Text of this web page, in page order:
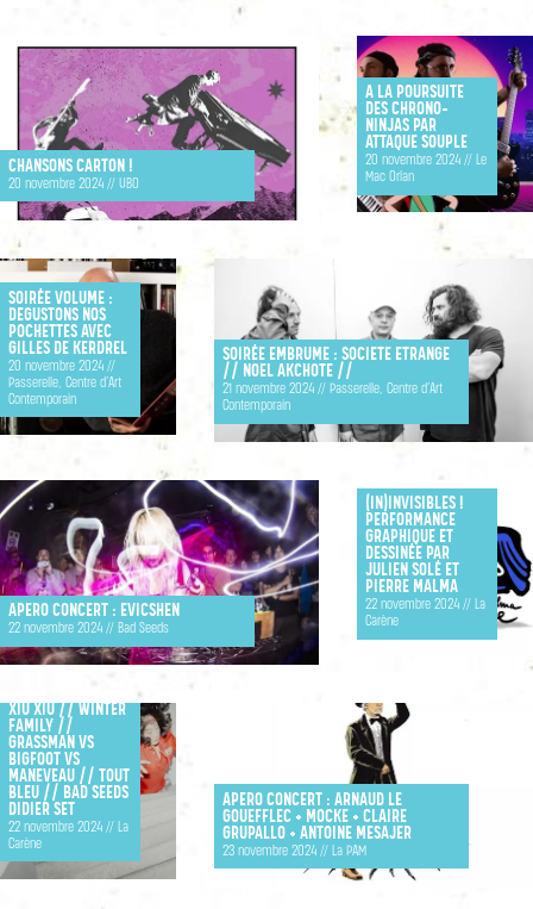
CHANSONS CARTON !
20 novembre 2024 // UBO
A LA POURSUITE
DES CHRONO-
NINJAS PAR
ATTAQUE SOUPLE
20 novembre 2024 // Le
Mac Orlan
SOIRÉE VOLUME :
DEGUSTONS NOS
POCHETTES AVEC
GILLES DE KERDREL
20 novembre 2024 //
Passerelle, Centre d’Art
Contemporain
SOIRÉE EMBRUME : SOCIETE ETRANGE
// NOEL AKCHOTE //
21 novembre 2024 // Passerelle, Centre d’Art
Contemporain
APERO CONCERT : EVICSHEN
22 novembre 2024 // Bad Seeds
(IN)INVISIBLES !
PERFORMANCE
GRAPHIQUE ET
DESSINÉE PAR
JULIEN SOLÉ ET
PIERRE MALMA
22 novembre 2024 // La
Carène
XIU XIU // WINTER
FAMILY //
GRASSMAN VS
BIGFOOT VS
MANEVEAU // TOUT
BLEU // BAD SEEDS
DIDIER SET
22 novembre 2024 // La
Carène
APERO CONCERT : ARNAUD LE
GOUEFFLEC + MOCKE + CLAIRE
GRUPALLO + ANTOINE MESAJER
23 novembre 2024 // La PAM